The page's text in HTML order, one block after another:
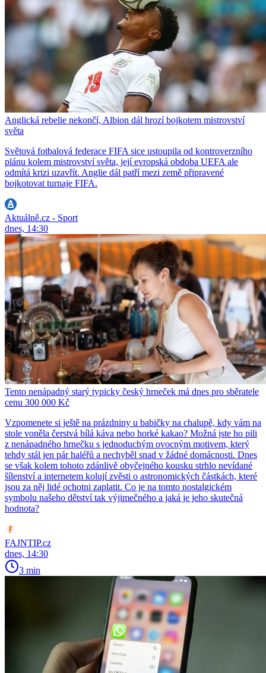
Anglická rebelie nekončí, Albion dál hrozí bojkotem mistrovství
světa
Světová fotbalová federace FIFA sice ustoupila od kontroverzního
plánu kolem mistrovství světa, její evropská obdoba UEFA ale
odmítá krizi uzavřít. Anglie dál patří mezi země připravené
bojkotovat turnaje FIFA.
Aktuálně.cz - Sport
dnes, 14:30
Tento nenápadný starý typicky český hrneček má dnes pro sběratele
cenu 300 000 Kč
Vzpomenete si ještě na prázdniny u babičky na chalupě, kdy vám na
stole voněla čerstvá bílá káva nebo horké kakao? Možná jste ho pili
z nenápadného hrnečku s jednoduchým ovocným motivem, který
tehdy stál jen pár haléřů a nechyběl snad v žádné domácnosti. Dnes
se však kolem tohoto zdánlivě obyčejného kousku strhlo nevídané
šílenství a internetem kolují zvěsti o astronomických částkách, které
jsou za něj lidé ochotni zaplatit. Co je na tomto nostalgickém
symbolu našeho dětství tak výjimečného a jaká je jeho skutečná
hodnota?
FAJNTIP.cz
dnes, 14:30
3 min